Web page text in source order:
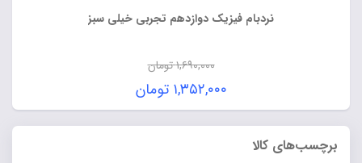
نردبام فیزیک دوازدهم تجربی خیلی سبز
۱,۶۹۰,۰۰۰تومان
قیمت
اصلی:
۱,۶۹۰,۰۰۰ تومان
۱,۳۵۲,۰۰۰ تومان
قیمت
فعلی:
برچسب‌های کالا